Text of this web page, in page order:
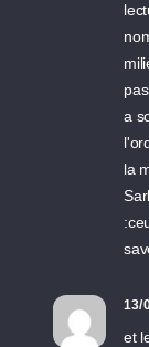
a
la
13/
et